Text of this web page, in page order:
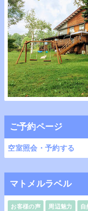
ご予約ページ
空室照会・予約する
マトメルラベル
お客様の声 周辺魅力 自